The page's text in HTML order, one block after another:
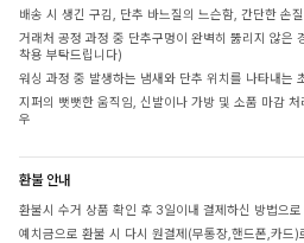
배송 시 생긴 구김, 단추 바느질의 느슨함, 간단한 손
거래처 공정 과정 중 단추구멍이 완벽히 뚫리지 않은
착용 부탁드립니다)
워싱 과정 중 발생하는 냄새와 단추 위치를 나타내는
지퍼의 뻣뻣한 움직임, 신발이나 가방 및 소품 마감
우
환불 안내
환불시 수거 상품 확인 후 3일이내 결제하신 방법으
예치금으로 환불 시 다시 원결제(무통장,핸드폰,카드)